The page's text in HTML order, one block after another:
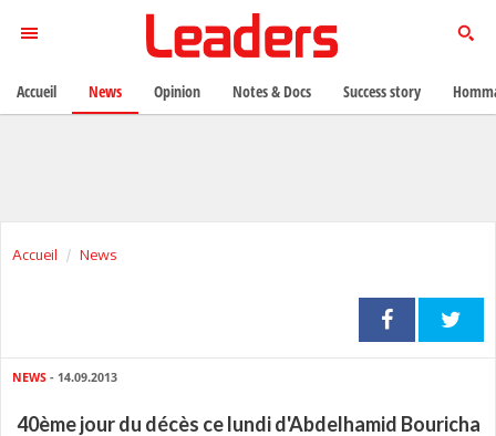
Accueil News
NEWS - 14.09.2013
40ème jour du décès ce lundi d'Abdelhamid Bouricha
Accueil News Opinion Notes & Docs Success story